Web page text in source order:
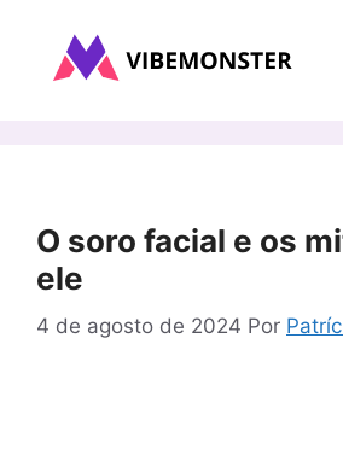
O soro facial e os
ele
4 de agosto de 2024 Por